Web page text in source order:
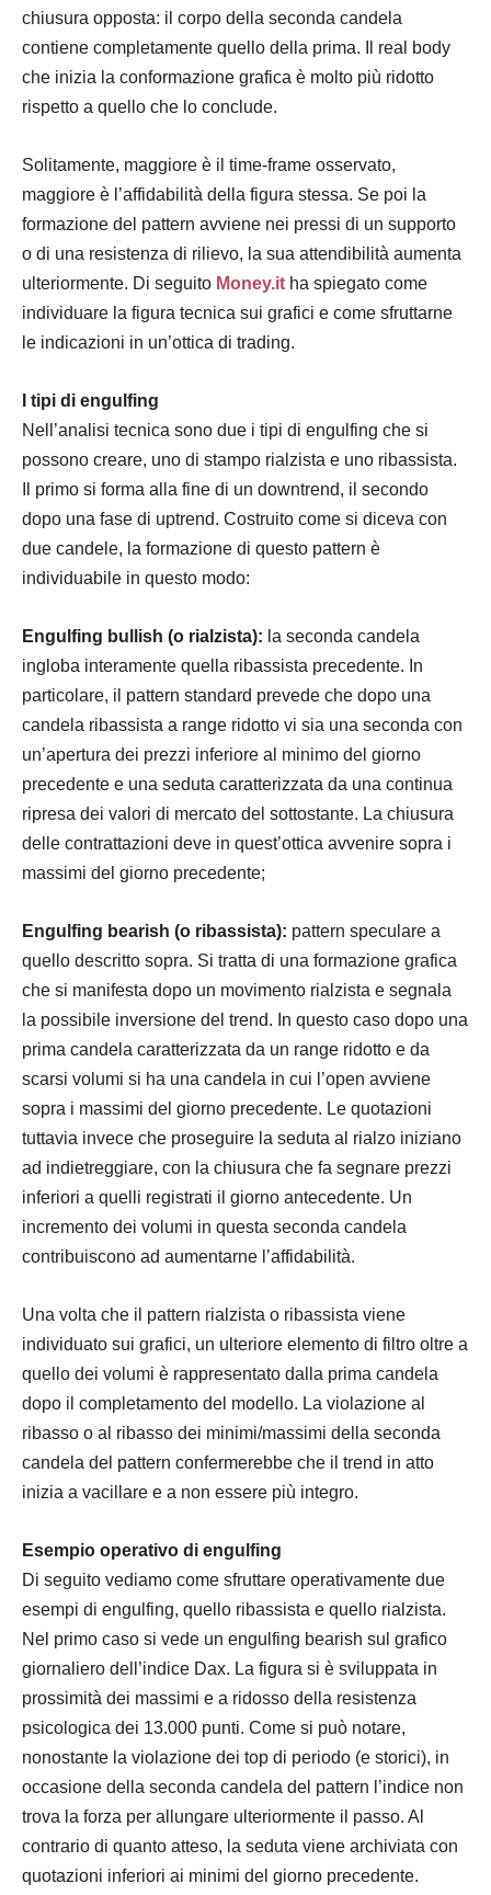
chiusura opposta: il corpo della seconda candela
contiene completamente quello della prima. Il real body
che inizia la conformazione grafica è molto più ridotto
rispetto a quello che lo conclude.
Solitamente, maggiore è il time-frame osservato,
maggiore è l’affidabilità della figura stessa. Se poi la
formazione del pattern avviene nei pressi di un supporto
o di una resistenza di rilievo, la sua attendibilità aumenta
ulteriormente. Di seguito Money.it ha spiegato come
individuare la figura tecnica sui grafici e come sfruttarne
le indicazioni in un’ottica di trading.
I tipi di engulfing
Nell’analisi tecnica sono due i tipi di engulfing che si
possono creare, uno di stampo rialzista e uno ribassista.
Il primo si forma alla fine di un downtrend, il secondo
dopo una fase di uptrend. Costruito come si diceva con
due candele, la formazione di questo pattern è
individuabile in questo modo:
Engulfing bullish (o rialzista): la seconda candela
ingloba interamente quella ribassista precedente. In
particolare, il pattern standard prevede che dopo una
candela ribassista a range ridotto vi sia una seconda con
un’apertura dei prezzi inferiore al minimo del giorno
precedente e una seduta caratterizzata da una continua
ripresa dei valori di mercato del sottostante. La chiusura
delle contrattazioni deve in quest’ottica avvenire sopra i
massimi del giorno precedente;
Engulfing bearish (o ribassista): pattern speculare a
quello descritto sopra. Si tratta di una formazione grafica
che si manifesta dopo un movimento rialzista e segnala
la possibile inversione del trend. In questo caso dopo una
prima candela caratterizzata da un range ridotto e da
scarsi volumi si ha una candela in cui l’open avviene
sopra i massimi del giorno precedente. Le quotazioni
tuttavia invece che proseguire la seduta al rialzo iniziano
ad indietreggiare, con la chiusura che fa segnare prezzi
inferiori a quelli registrati il giorno antecedente. Un
incremento dei volumi in questa seconda candela
contribuiscono ad aumentarne l’affidabilità.
Una volta che il pattern rialzista o ribassista viene
individuato sui grafici, un ulteriore elemento di filtro oltre a
quello dei volumi è rappresentato dalla prima candela
dopo il completamento del modello. La violazione al
ribasso o al ribasso dei minimi/massimi della seconda
candela del pattern confermerebbe che il trend in atto
inizia a vacillare e a non essere più integro.
Esempio operativo di engulfing
Di seguito vediamo come sfruttare operativamente due
esempi di engulfing, quello ribassista e quello rialzista.
Nel primo caso si vede un engulfing bearish sul grafico
giornaliero dell’indice Dax. La figura si è sviluppata in
prossimità dei massimi e a ridosso della resistenza
psicologica dei 13.000 punti. Come si può notare,
nonostante la violazione dei top di periodo (e storici), in
occasione della seconda candela del pattern l’indice non
trova la forza per allungare ulteriormente il passo. Al
contrario di quanto atteso, la seduta viene archiviata con
quotazioni inferiori ai minimi del giorno precedente.